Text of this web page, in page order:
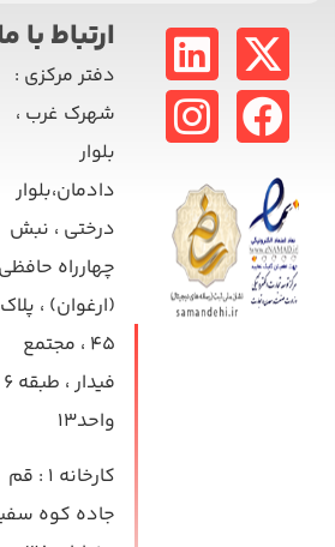
ارتباط با ما
دفتر مرکزی:
شهرک غرب ،
بلوار
دادمان،بلوار
درختی ، نبش
چهارراه حافظی
(ارغوان) ، پلاک
۴۵ ، مجتمع
فیدار ، طبقه ۶ ،
واحد۱۳
کارخانه ۱ : قم
جاده کوه سفید